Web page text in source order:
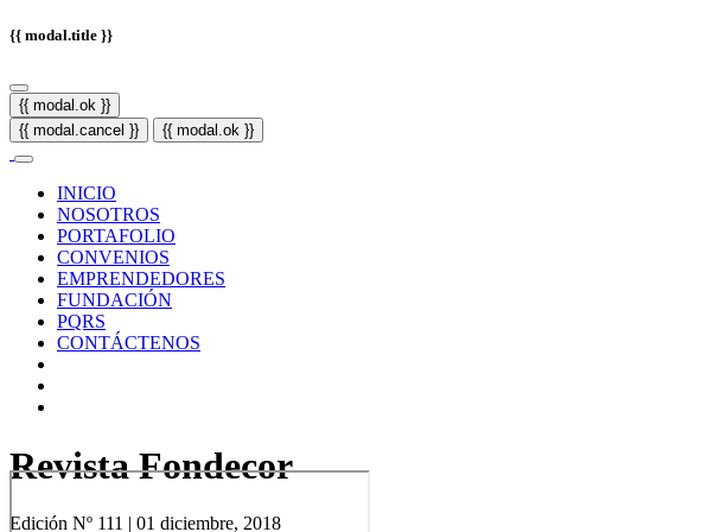
{{ modal.title }}
{{ modal.ok }}
{{ modal.cancel }}
{{ modal.ok }}
INICIO
NOSOTROS
PORTAFOLIO
CONVENIOS
EMPRENDEDORES
FUNDACIÓN
PQRS
CONTÁCTENOS
Revista Fondecor
Edición Nº 111 | 01 diciembre, 2018